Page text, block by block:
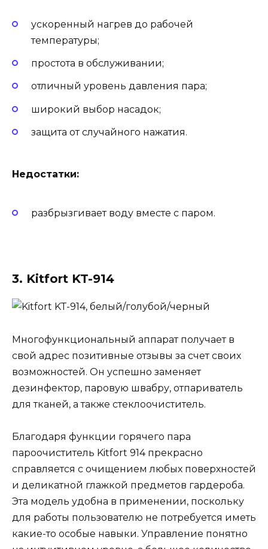
ускоренный нагрев до рабочей
температуры;
простота в обслуживании;
отличный уровень давления пара;
широкий выбор насадок;
защита от случайного нажатия.
Недостатки:
разбрызгивает воду вместе с паром.
3. Kitfort KT-914
Многофункциональный аппарат получает в
свой адрес позитивные отзывы за счет своих
возможностей. Он успешно заменяет
дезинфектор, паровую швабру, отпариватель
для тканей, а также стеклоочиститель.
Благодаря функции горячего пара
пароочиститель Kitfort 914 прекрасно
справляется с очищением любых поверхностей
и деликатной глажкой предметов гардероба.
Эта модель удобна в применении, поскольку
для работы пользователю не потребуется иметь
какие-то особые навыки. Управление понятно